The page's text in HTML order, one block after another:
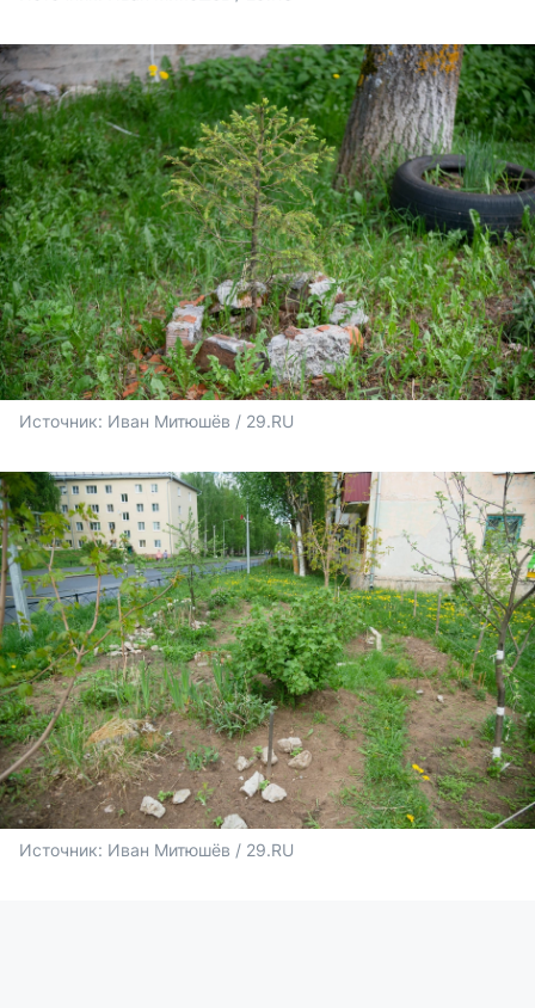
Источник: Иван Митюшёв / 29.RU
Источник: Иван Митюшёв / 29.RU